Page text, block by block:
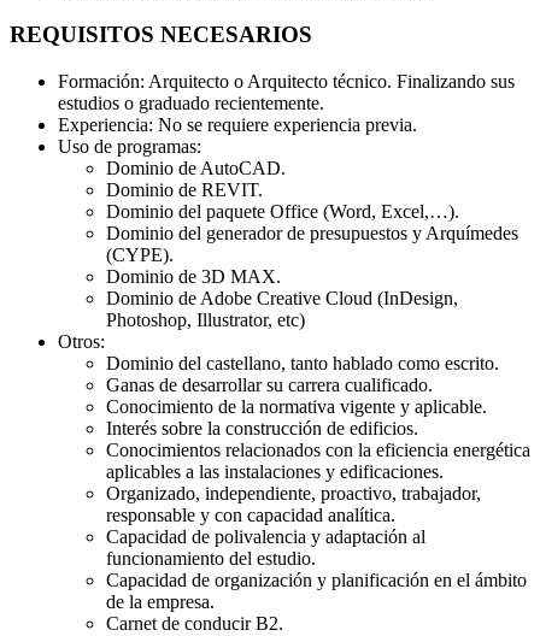
REQUISITOS NECESARIOS
Formación: Arquitecto o Arquitecto técnico. Finalizando sus
estudios o graduado recientemente.
Experiencia: No se requiere experiencia previa.
Uso de programas:
Dominio de AutoCAD.
Dominio de REVIT.
Dominio del paquete Office (Word, Excel,…).
Dominio del generador de presupuestos y Arquímedes
(CYPE).
Dominio de 3D MAX.
Dominio de Adobe Creative Cloud (InDesign,
Photoshop, Illustrator, etc)
Otros:
Dominio del castellano, tanto hablado como escrito.
Ganas de desarrollar su carrera cualificado.
Conocimiento de la normativa vigente y aplicable.
Interés sobre la construcción de edificios.
Conocimientos relacionados con la eficiencia energética
aplicables a las instalaciones y edificaciones.
Organizado, independiente, proactivo, trabajador,
responsable y con capacidad analítica.
Capacidad de polivalencia y adaptación al
funcionamiento del estudio.
Capacidad de organización y planificación en el ámbito
de la empresa.
Carnet de conducir B2.